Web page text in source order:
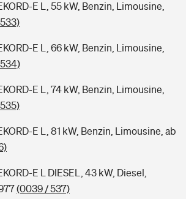
E L, 55 kW, Benzin, Limousine,
E L, 66 kW, Benzin, Limousine,
E L, 74 kW, Benzin, Limousine,
E L, 81 kW, Benzin, Limousine, ab
E L DIESEL, 43 kW, Diesel,
(0039 / 537)